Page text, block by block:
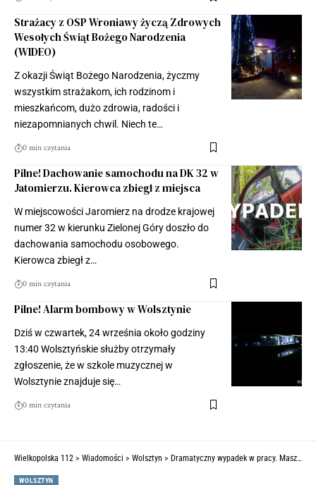
Strażacy z OSP Wroniawy życzą Zdrowych
Wesołych Świąt Bożego Narodzenia
(WIDEO)
Z okazji Świąt Bożego Narodzenia, życzmy
wszystkim strażakom, ich rodzinom i
mieszkańcom, dużo zdrowia, radości i
niezapomnianych chwil. Niech te…
0 min czytania
Pilne! Dachowanie samochodu na DK 32 w
Jatomierzu. Kierowca zbiegł z miejsca
W miejscowości Jaromierz na drodze krajowej
numer 32 w kierunku Zielonej Góry doszło do
dachowania samochodu osobowego.
Kierowca zbiegł z…
0 min czytania
Pilne! Alarm bombowy w Wolsztynie
Dziś w czwartek, 24 września około godziny
13:40 Wolsztyńskie służby otrzymały
zgłoszenie, że w szkole muzycznej w
Wolsztynie znajduje się…
0 min czytania
Wielkopolska 112 > Wiadomości > Wolsztyn > Dramatyczny wypadek w pracy. Maszyna wciągnęła człowieka w zakładzie przetwórstwa drobiu
WOLSZTYN